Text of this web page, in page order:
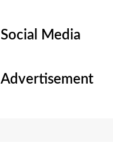
Social Media
Advertisement